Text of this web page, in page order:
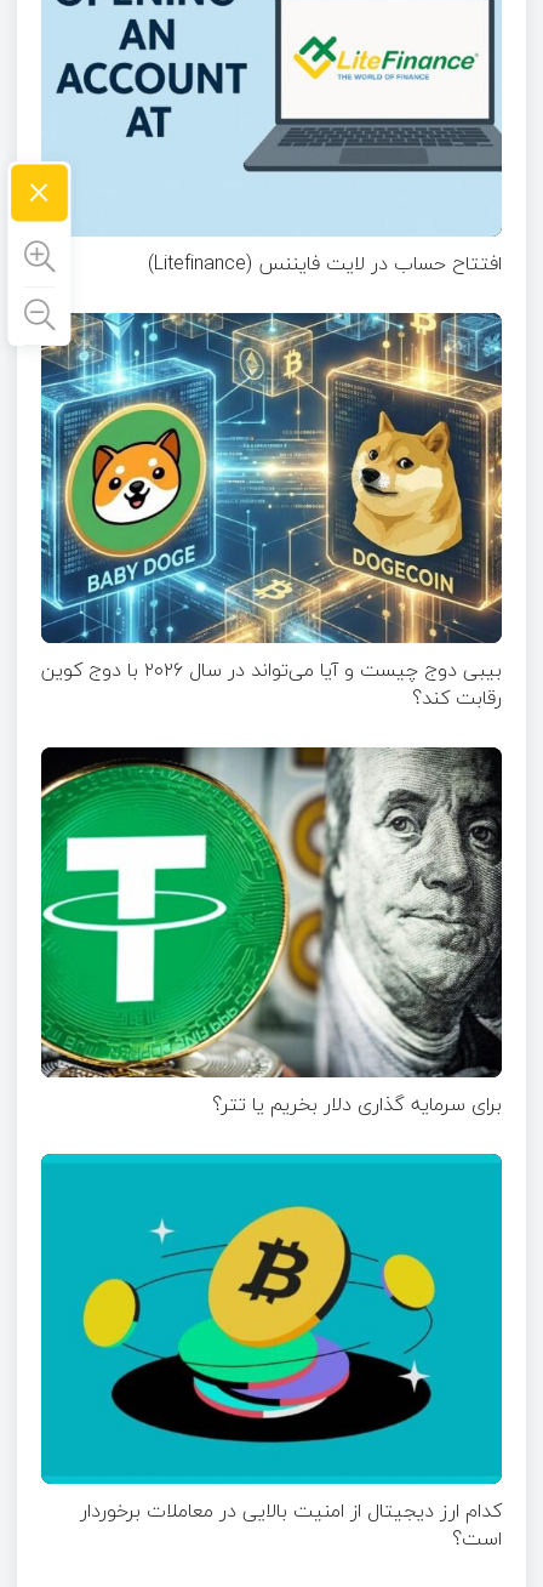
افتتاح حساب در لایت فایننس (Litefinance)
بیبی دوج چیست و آیا می‌تواند در سال ۲۰۲۶ با دوج کوین
رقابت کند؟
برای سرمایه گذاری دلار بخریم یا تتر؟
کدام ارز دیجیتال از امنیت بالایی در معاملات برخوردار
است؟
×